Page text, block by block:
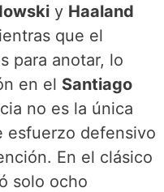
y Haaland
que el
para anotar, lo
en el Santiago
no es la única
esfuerzo defensivo
En el clásico
solo ocho